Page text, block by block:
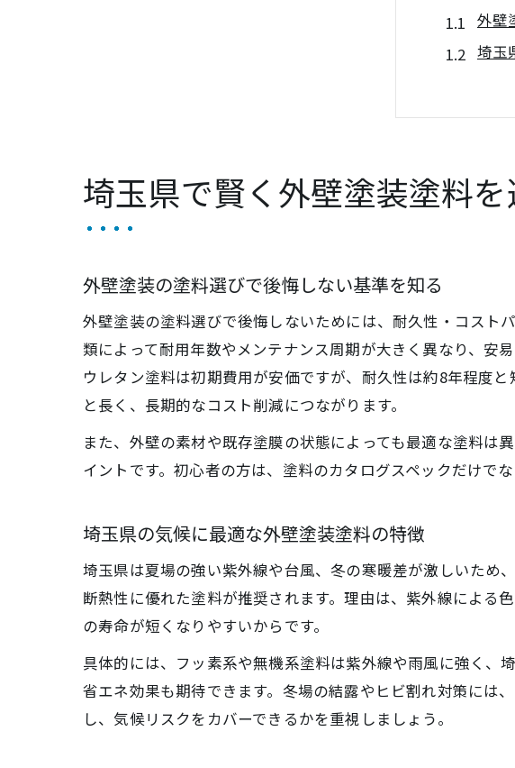
外壁
埼玉
人
外壁
高耐久な
外
口
塗料選び
埼玉
アス
外
耐
外壁
埼玉県で賢く外壁塗装塗料
外壁塗装の塗料選びで後悔しない基準を知る
外壁塗装の塗料選びで後悔しないためには、耐久性・コスト
類によって耐用年数やメンテナンス周期が大きく異なり、安
ウレタン塗料は初期費用が安価ですが、耐久性は約8年程度
と長く、長期的なコスト削減につながります。
また、外壁の素材や既存塗膜の状態によっても最適な塗料は
イントです。初心者の方は、塗料のカタログスペックだけで
埼玉県の気候に最適な外壁塗装塗料の特徴
埼玉県は夏場の強い紫外線や台風、冬の寒暖差が激しいため
断熱性に優れた塗料が推奨されます。理由は、紫外線による
の寿命が短くなりやすいからです。
具体的には、フッ素系や無機系塗料は紫外線や雨風に強く、
省エネ効果も期待できます。冬場の結露やヒビ割れ対策には
し、気候リスクをカバーできるかを重視しましょう。